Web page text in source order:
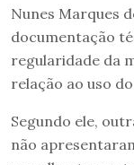
Nunes Marques
documentação
regularidade da
relação ao uso
Segundo ele,
não